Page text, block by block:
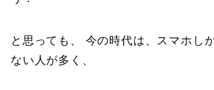
と思っても、 今の時代は、スマホし
ない人が多く、